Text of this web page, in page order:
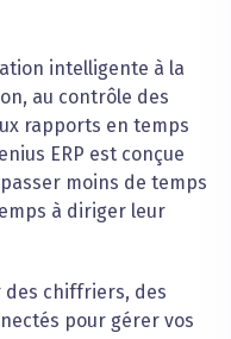
intelligente à la
au contrôle des
rapports en temps
ERP est conçue
moins de temps
à diriger leur
des chiffriers, des
pour gérer vos